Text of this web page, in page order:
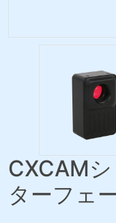
CXCAM
ターフェ